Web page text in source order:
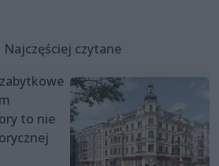
Najczęściej czytane
to nie